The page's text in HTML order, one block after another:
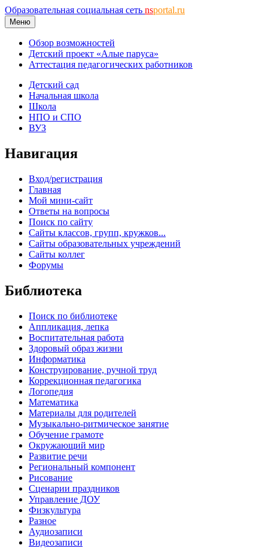
Образовательная социальная сеть nsportal.ru
Меню
Обзор возможностей
Детский проект «Алые паруса»
Аттестация педагогических работников
Детский сад
Начальная школа
Школа
НПО и СПО
ВУЗ
Навигация
Вход/регистрация
Главная
Мой мини-сайт
Ответы на вопросы
Поиск по сайту
Сайты классов, групп, кружков...
Сайты образовательных учреждений
Сайты коллег
Форумы
Библиотека
Поиск по библиотеке
Аппликация, лепка
Воспитательная работа
Здоровый образ жизни
Информатика
Конструирование, ручной труд
Коррекционная педагогика
Логопедия
Математика
Материалы для родителей
Музыкально-ритмическое занятие
Обучение грамоте
Окружающий мир
Развитие речи
Региональный компонент
Рисование
Сценарии праздников
Управление ДОУ
Физкультура
Разное
Аудиозаписи
Видеозаписи